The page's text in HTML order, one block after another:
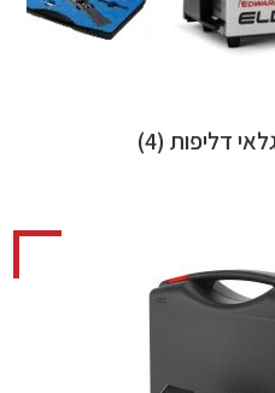
דליפות (4)